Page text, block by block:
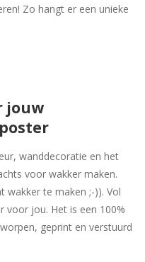
Zo hangt er een unieke
jouw
wanddecoratie en het
voor wakker maken.
wakker te maken ;-)). Vol
voor jou. Het is een 100%
geprint en verstuurd